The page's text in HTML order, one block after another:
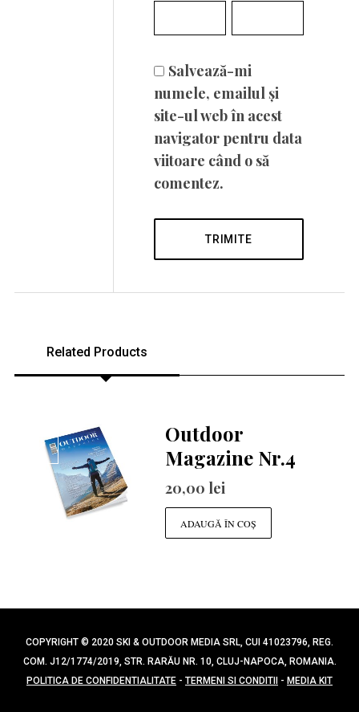
Salvează-mi
numele, emailul și
site-ul web în acest
navigator pentru data
viitoare când o să
comentez.
Related Products
Outdoor
Magazine Nr.4
20,00 lei
ADAUGĂ ÎN COȘ
COPYRIGHT © 2020 SKI & OUTDOOR MEDIA SRL, CUI 41023796, REG.
COM. J12/1774/2019, STR. RARĂU NR. 10, CLUJ-NAPOCA, ROMANIA.
POLITICA DE CONFIDENTIALITATE - TERMENI SI CONDITII - MEDIA KIT